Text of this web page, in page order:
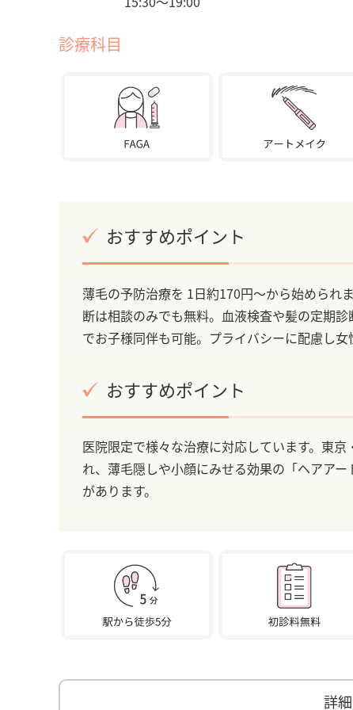
診療科目
おすすめポイント
薄毛の予防治療を 1日約170円～から始められ
断は相談のみでも無料。血液検査や髪の定期
でお子様同伴も可能。プライバシーに配慮し
おすすめポイント
医院限定で様々な治療に対応しています。東
れ、薄毛隠しや小顔にみせる効果の「ヘアア
があります。
詳